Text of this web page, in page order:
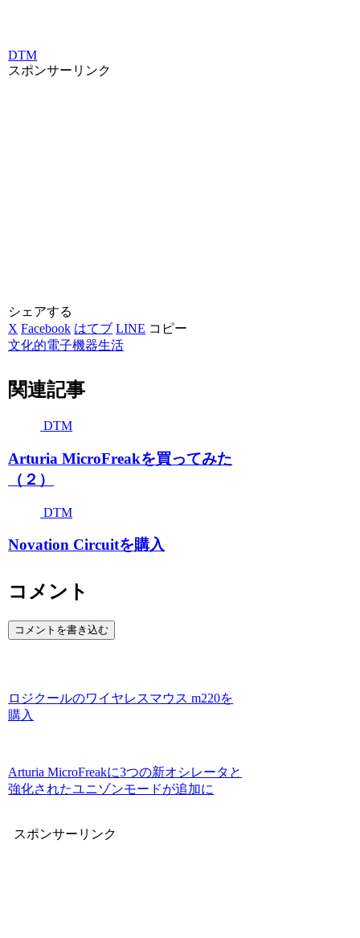
DTM
スポンサーリンク
シェアする
X Facebook はてブ LINE コピー
文化的電子機器生活
関連記事
DTM
Arturia MicroFreakを買ってみた
（２）
DTM
Novation Circuitを購入
コメント
コメントを書き込む
ロジクールのワイヤレスマウス m220を
購入
Arturia MicroFreakに3つの新オシレータと
強化されたユニゾンモードが追加に
スポンサーリンク